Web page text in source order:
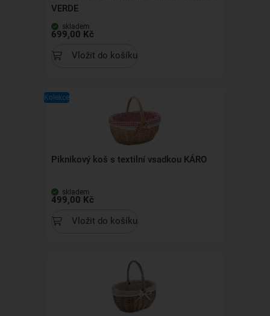
VERDE
skladem
699,00 Kč
Vložit do košíku
Kolekce
Piknikový koš s textilní vsadkou KÁRO
skladem
499,00 Kč
Vložit do košíku